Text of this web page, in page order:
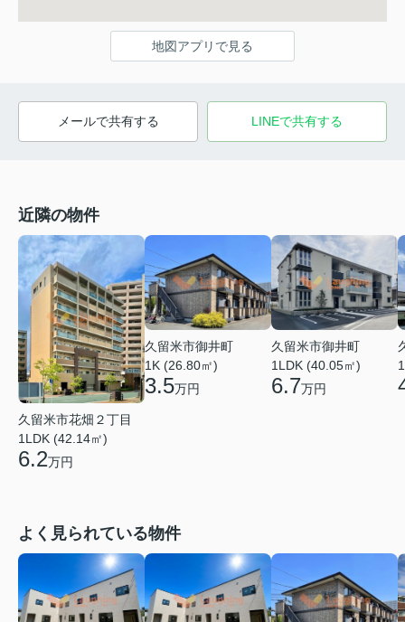
地図アプリで見る
メールで共有する LINEで共有する
近隣の物件
久留米市花畑２丁目
1LDK (42.14㎡)
6.2万円
久留米市御井町
1K (26.80㎡)
3.5万円
久留米市御井町
1LDK (40.05㎡)
6.7万円
よく見られている物件